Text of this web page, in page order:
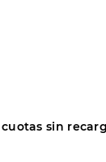
cuotas sin